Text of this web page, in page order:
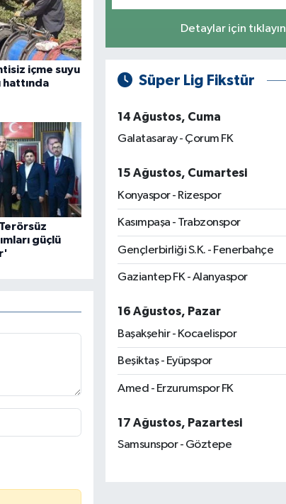
içme suyu
hattında
güçlü
Detaylar için tıklayın
Süper Lig Fikstür
14 Ağustos, Cuma
Galatasaray - Çorum FK
15 Ağustos, Cumartesi
Konyaspor - Rizespor
Kasımpaşa - Trabzonspor
Gençlerbirliği S.K. - Fenerbahçe
Gaziantep FK - Alanyaspor
16 Ağustos, Pazar
Başakşehir - Kocaelispor
Beşiktaş - Eyüpspor
Amed - Erzurumspor FK
17 Ağustos, Pazartesi
Samsunspor - Göztepe